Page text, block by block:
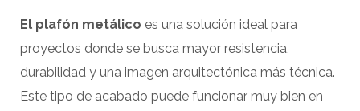
El plafón metálico es una solución ideal para
proyectos donde se busca mayor resistencia,
durabilidad y una imagen arquitectónica más técnica.
Este tipo de acabado puede funcionar muy bien en